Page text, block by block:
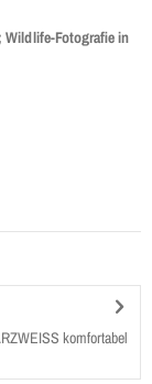
Wildlife-Fotografie in
komfortabel